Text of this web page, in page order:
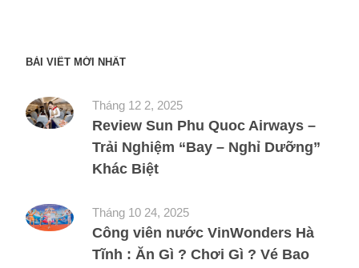
BÀI VIẾT MỚI NHẤT
Tháng 12 2, 2025
Review Sun Phu Quoc Airways –
Trải Nghiệm “Bay – Nghỉ Dưỡng”
Khác Biệt
Tháng 10 24, 2025
Công viên nước VinWonders Hà
Tĩnh : Ăn Gì ? Chơi Gì ? Vé Bao